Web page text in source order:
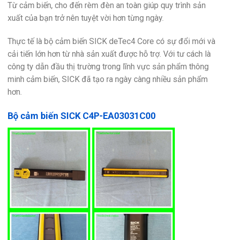
Từ cảm biến, cho đến rèm đèn an toàn giúp quy trình sản
xuất của bạn trở nên tuyệt vời hơn từng ngày.
Thực tế là bộ cảm biến SICK deTec4 Core có sự đổi mới và
cải tiến lớn hơn từ nhà sản xuất được hỗ trợ. Với tư cách là
công ty dẫn đầu thị trường trong lĩnh vực sản phẩm thông
minh cảm biến, SICK đã tạo ra ngày càng nhiều sản phẩm
hơn.
Bộ cảm biến SICK C4P-EA03031C00